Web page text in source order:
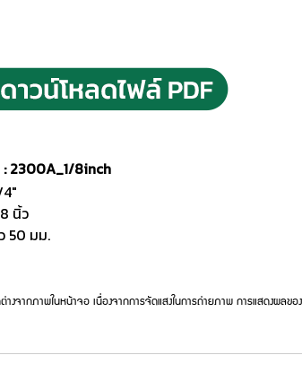
: 2300A_1/8inch
4"
นิ้ว
50 มม.
างจากภาพในหน้าจอ เนื่องจากการจัดแสงในการถ่ายภาพ การแสดงผล